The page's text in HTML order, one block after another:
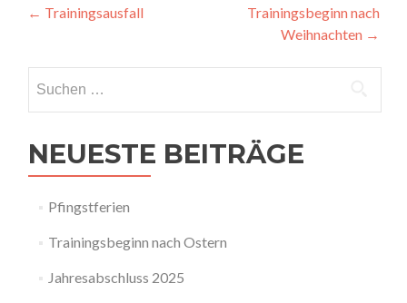
Beitragsnavigation
← Trainingsausfall
Trainingsbeginn nach
Weihnachten →
nach:
NEUESTE BEITRÄGE
Pfingstferien
Trainingsbeginn nach Ostern
Jahresabschluss 2025